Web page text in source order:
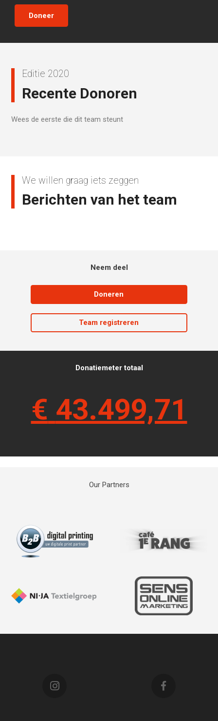
Editie 2020
Recente Donoren
Wees de eerste die dit team steunt
We willen graag iets zeggen
Berichten van het team
Neem deel
Doneren
Team registreren
Donatiemeter totaal
€ 43.499,71
Our Partners